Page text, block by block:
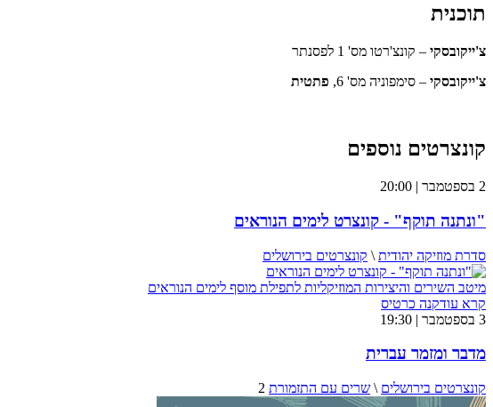
תוכנית
צ'ייקובסקי – קונצ'רטו מס' 1 לפסנתר
צ'ייקובסקי – סימפוניה מס' 6, פתטית
קונצרטים נוספים
2 בספטמבר | 20:00
"ונתנה תוקף" - קונצרט לימים הנוראים
סדרת מוזיקה יהודית \ קונצרטים בירושלים
מיטב השירים והיצירות המוזיקליות לתפילת מוסף לימים הנוראים
קרא עודקנה כרטיס
3 בספטמבר | 19:30
מדבר ומזמר עברית
קונצרטים בירושלים \ שרים עם התזמורת